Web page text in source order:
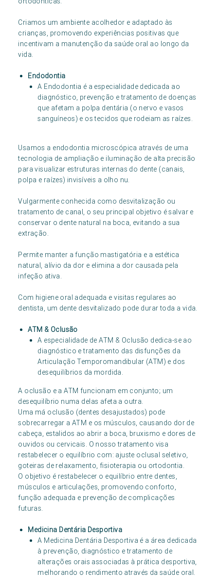
Criamos um ambiente acolhedor e adaptado às
crianças, promovendo experiências positivas que
incentivam a manutenção da saúde oral ao longo da
vida.
Endodontia
A Endodontia é a especialidade dedicada ao
diagnóstico, prevenção e tratamento de doenças
que afetam a polpa dentária (o nervo e vasos
sanguíneos) e os tecidos que rodeiam as raízes.
Usamos a endodontia microscópica através de uma
tecnologia de ampliação e iluminação de alta precisão
para visualizar estruturas internas do dente (canais,
polpa e raízes) invisíveis a olho nu.
Vulgarmente conhecida como desvitalização ou
tratamento de canal, o seu principal objetivo é salvar e
conservar o dente natural na boca, evitando a sua
extração.
Permite manter a função mastigatória e a estética
natural, alívio da dor e elimina a dor causada pela
infeção ativa.
Com higiene oral adequada e visitas regulares ao
dentista, um dente desvitalizado pode durar toda a vida.
ATM & Oclusão
A especialidade de ATM & Oclusão dedica-se ao
diagnóstico e tratamento das disfunções da
Articulação Temporomandibular (ATM) e dos
desequilíbrios da mordida.
A oclusão e a ATM funcionam em conjunto; um
desequilíbrio numa delas afeta a outra.
Uma má oclusão (dentes desajustados) pode
sobrecarregar a ATM e os músculos, causando dor de
cabeça, estalidos ao abrir a boca, bruxismo e dores de
ouvidos ou cervicais. O nosso tratamento visa
restabelecer o equilíbrio com: ajuste oclusal seletivo,
goteiras de relaxamento, fisioterapia ou ortodontia.
O objetivo é restabelecer o equilíbrio entre dentes,
músculos e articulações, promovendo conforto,
função adequada e prevenção de complicações
futuras.
Medicina Dentária Desportiva
A Medicina Dentária Desportiva é a área dedicada
à prevenção, diagnóstico e tratamento de
alterações orais associadas à prática desportiva,
melhorando o rendimento através da saúde oral.